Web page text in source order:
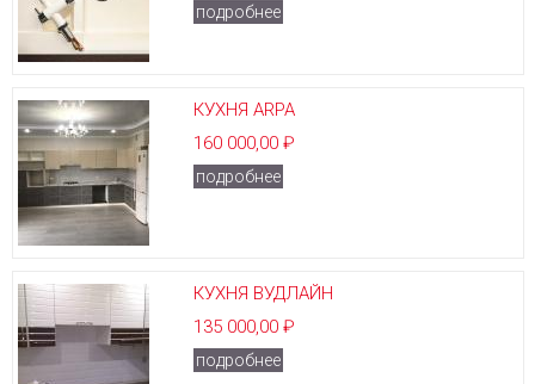
подробнее
КУХНЯ ARPA
160 000,00 ₽
подробнее
КУХНЯ ВУДЛАЙН
135 000,00 ₽
подробнее